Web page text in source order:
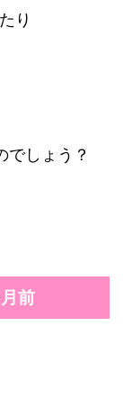
り
でしょう？
前